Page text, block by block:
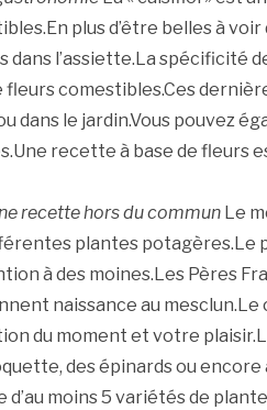
plus d’être belles à
dans l’assiette.La spécificité
fleurs comestibles.Ces
dans le jardin.Vous pouvez
recette à base de fleurs
recette hors du communLe
plantes potagères.Le
à des moines.Les Pères
naissance au
du moment et votre
des épinards ou
d’au moins 5 variétés de